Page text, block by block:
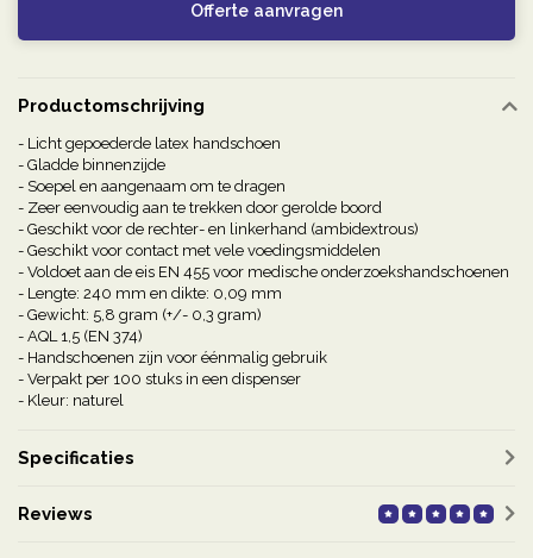
Offerte aanvragen
Productomschrijving
- Licht gepoederde latex handschoen
- Gladde binnenzijde
- Soepel en aangenaam om te dragen
- Zeer eenvoudig aan te trekken door gerolde boord
- Geschikt voor de rechter- en linkerhand (ambidextrous)
- Geschikt voor contact met vele voedingsmiddelen
- Voldoet aan de eis EN 455 voor medische onderzoekshandschoenen
- Lengte: 240 mm en dikte: 0,09 mm
- Gewicht: 5,8 gram (+/- 0,3 gram)
- AQL 1,5 (EN 374)
- Handschoenen zijn voor éénmalig gebruik
- Verpakt per 100 stuks in een dispenser
- Kleur: naturel
Specificaties
Reviews